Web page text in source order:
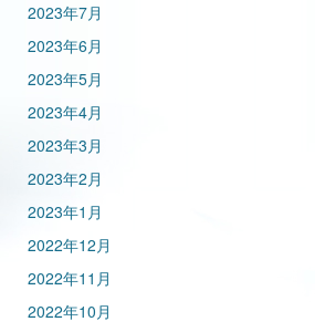
2023年7月
2023年6月
2023年5月
2023年4月
2023年3月
2023年2月
2023年1月
2022年12月
2022年11月
2022年10月